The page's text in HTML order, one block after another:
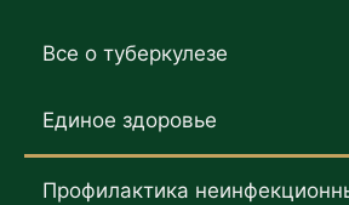
Все о туберкулезе
Единое здоровье
Профилактика